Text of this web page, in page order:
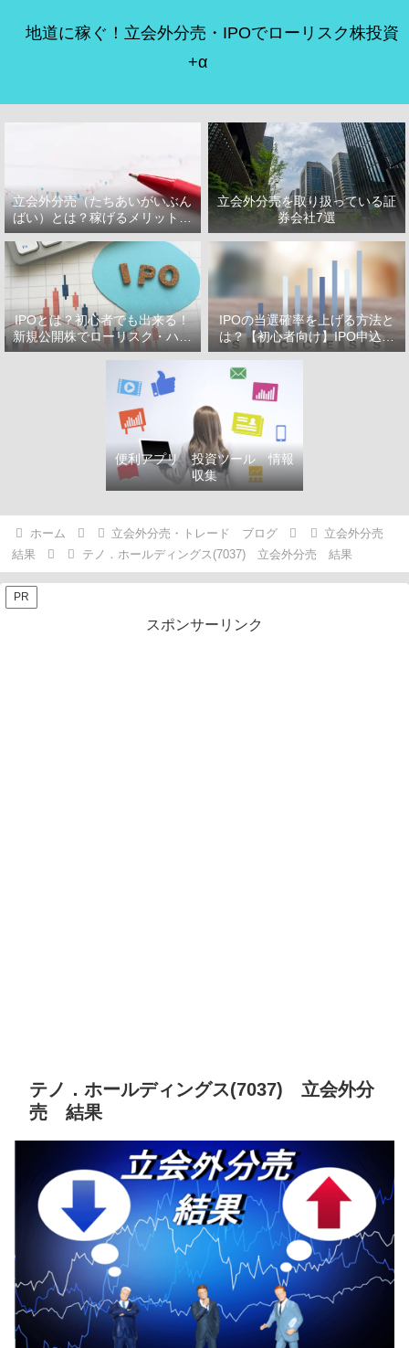
地道に稼ぐ！立会外分売・IPOでローリスク株投資
+α
立会外分売（たちあいがいぶん
ばい）とは？稼げるメリット・
デメリット
立会外分売を取り扱っている証
券会社7選
IPOとは？初心者でも出来る！
新規公開株でローリスク・ハイ
リターン投資をはじめよう！
IPOの当選確率を上げる方法と
は？【初心者向け】IPO申込で
選ぶべき証券会社
便利アプリ 投資ツール 情報
収集
ホーム 立会外分売・トレード ブログ
立会外分売
結果
テノ．ホールディングス(7037) 立会外分売 結果
PR
スポンサーリンク
テノ．ホールディングス(7037) 立会外分
売 結果